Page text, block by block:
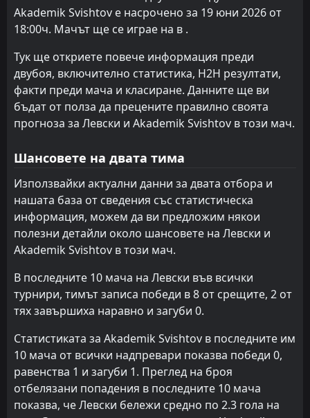
13:00
Лудогорец II
PEN
12:00
13Oct
Akademik Svishtov
Монтана
2
3
13:00
Zemedelets Kozlovets
14:00
Akademik Svishtov
Pavlikeni
17Aug
Локомотив Горна Оряховица
Akademik Svishtov
Akademik Svishtov е насрочено за 19 юни 2026 от
18:00ч. Мачът ще се играе на в .
Тук ще откриете повече информация преди
двубоя, включително статистика, H2H резултати,
факти преди мача и класиране. Данните ще ви
бъдат от полза да прецените правилно своята
прогноза за Левски и Akademik Svishtov в този мач.
Шансовете на двата тима
Използвайки актуални данни за двата отбора и
нашата база от сведения със статистическа
информация, можем да ви предложим някои
полезни детайли около шансовете на Левски и
Akademik Svishtov в този мач.
В последните 10 мача на Левски във всички
турнири, тимът записа победи в 8 от срещите, 2 от
тях завършиха наравно и загуби 0.
Статистиката за Akademik Svishtov в последните им
10 мача от всички надпревари показва победи 0,
равенства 1 и загуби 1. Преглед на броя
отбелязани попадения в последните 10 мача
показва, че Левски бележи средно по 2.3 гола на